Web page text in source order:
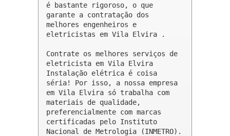
é bastante rigoroso, o que
garante a contratação dos
melhores engenheiros e
eletricistas em Vila Elvira .
Contrate os melhores serviços de
eletricista em Vila Elvira
Instalação elétrica é coisa
séria! Por isso, a nossa empresa
em Vila Elvira só trabalha com
materiais de qualidade,
preferencialmente com marcas
certificadas pelo Instituto
Nacional de Metrologia (INMETRO).